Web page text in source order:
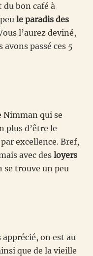
bon café à
le paradis des
l’aurez deviné,
avons passé ces 5
Nimman qui se
plus d’être le
excellence. Bref,
avec des loyers
se trouve un peu
on est au
que de la vieille